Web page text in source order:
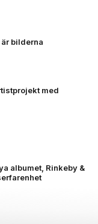
bilderna
med
albumet, Rinkeby &